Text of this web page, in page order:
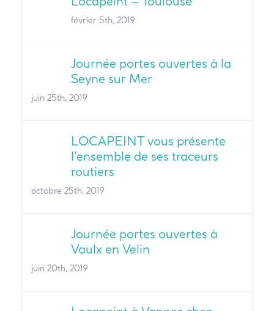
février 5th, 2019
Journée portes ouvertes à la
Seyne sur Mer
juin 25th, 2019
LOCAPEINT vous présente
l’ensemble de ses traceurs
routiers
octobre 25th, 2019
Journée portes ouvertes à
Vaulx en Velin
juin 20th, 2019